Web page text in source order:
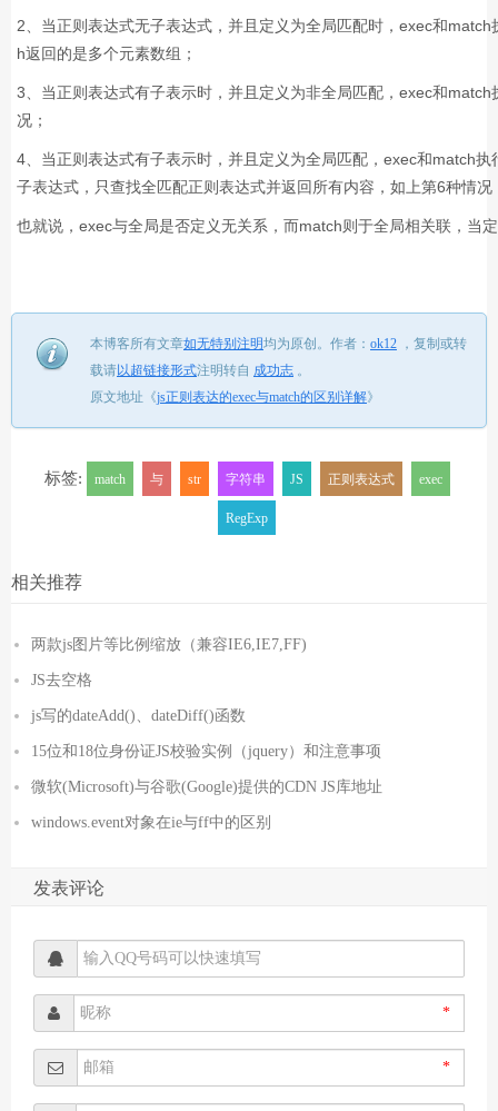
2、当正则表达式无子表达式，并且定义为全局匹配时，exec和
h返回的是多个元素数组；
3、当正则表达式有子表示时，并且定义为非全局匹配，exec和
况；
4、当正则表达式有子表示时，并且定义为全局匹配，exec和match
子表达式，只查找全匹配正则表达式并返回所有内容，如上第6种情况
也就说，exec与全局是否定义无关系，而match则于全局相关联，当
本博客所有文章如无特别注明均为原创。 作者： ok12 ， 复制或转
载请以超链接形式注明转自 成功志 。
原文地址《js正则表达的exec与match的区别详解》
标签: match 与 str 字符串 JS 正则表达式 exec
RegExp
相关推荐
两款js图片等比例缩放（兼容IE6,IE7,FF)
JS去空格
js写的dateAdd()、dateDiff()函数
15位和18位身份证JS校验实例（jquery）和注意事项
微软(Microsoft)与谷歌(Google)提供的CDN JS库地址
windows.event对象在ie与ff中的区别
发表评论
*
*